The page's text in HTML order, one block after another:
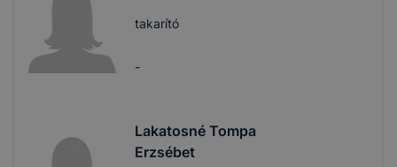
takarító
-
Lakatosné Tompa
Erzsébet